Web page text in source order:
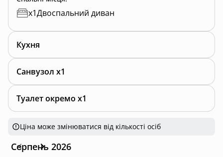
x1Двоспальний диван
Кухня
Санвузол x1
Туалет окремо x1
Ціна може змінюватися від кількості осіб
Серпень 2026